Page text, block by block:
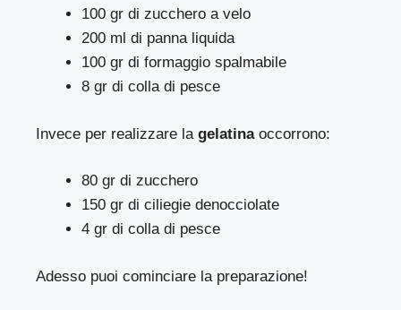
100 gr di zucchero a velo
200 ml di panna liquida
100 gr di formaggio spalmabile
8 gr di colla di pesce
Invece per realizzare la gelatinaoccorrono:
80 gr di zucchero
150 gr di ciliegie denocciolate
4 gr di colla di pesce
Adesso puoi cominciare la preparazione!